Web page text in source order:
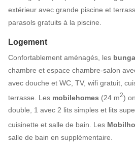
extérieur avec grande piscine et
parasols gratuits à la piscine.
Logement
Confortablement aménagés, les
chambre et espace chambre-salon
avec douche et WC, TV, wifi gratuit,
terrasse. Les mobilehomes (24 m2)
double, 1 avec 2 lits simples et lits
cuisinette et salle de bain. Les
salle de bain en supplémentaire.